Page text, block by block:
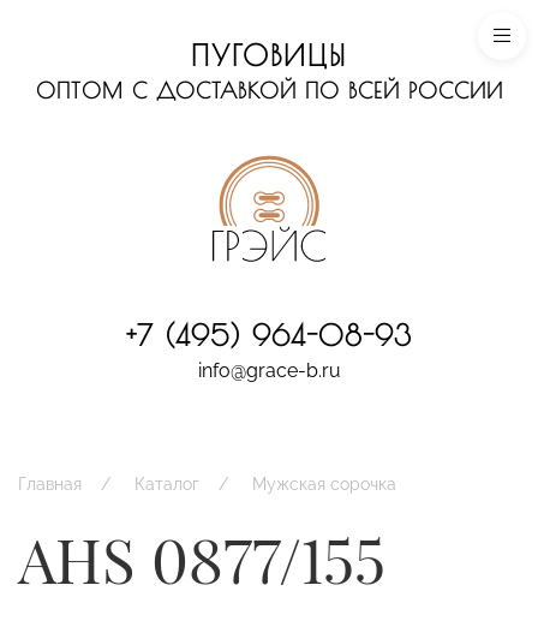
ПУГОВИЦЫ
ОПТОМ С ДОСТАВКОЙ ПО ВСЕЙ РОССИИ
+7 (495) 964-08-93
info@grace-b.ru
Главная Каталог Мужская сорочка
AHS 0877/155